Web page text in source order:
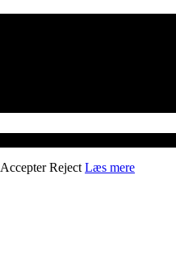
Accepter Reject Læs mere